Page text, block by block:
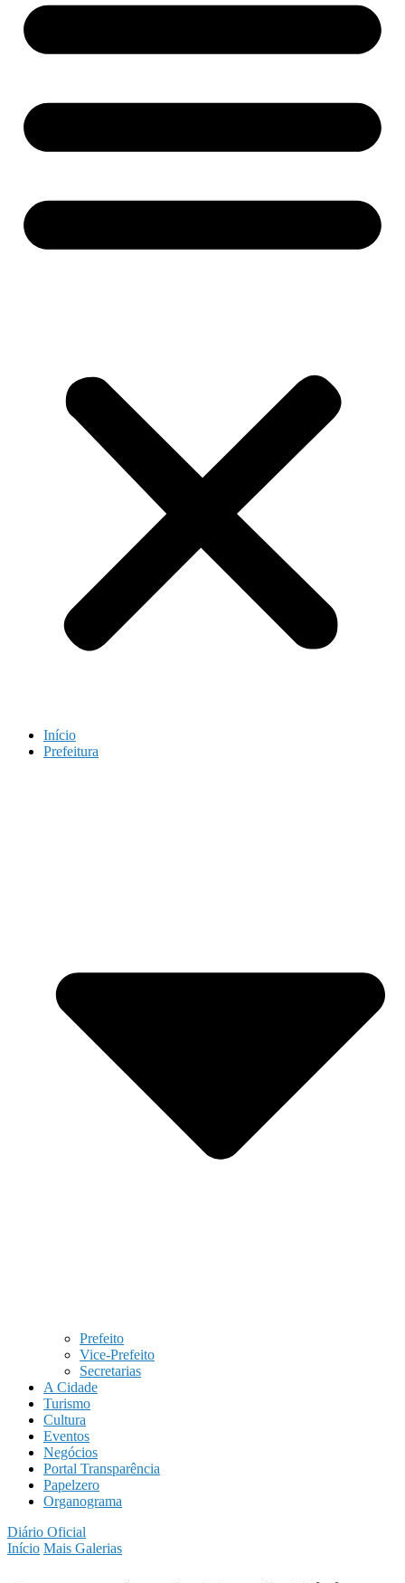
Início
Prefeitura
Prefeito
Vice-Prefeito
Secretarias
A Cidade
Turismo
Cultura
Eventos
Negócios
Portal Transparência
Papelzero
Organograma
Diário Oficial
Início Mais Galerias